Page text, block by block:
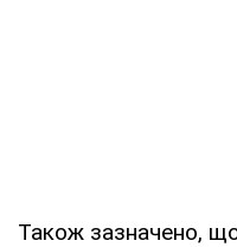
Також зазначено, що